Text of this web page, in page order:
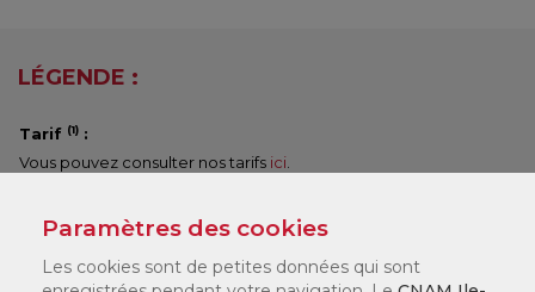
LÉGENDE :
Tarif (1) :
Vous pouvez consulter nos tarifs ici
qui peuvent financer jusqu'à 100 % de votre formation. Nos
chargés de formation en centre vous accompagneront pour
constituer votre dossier.
Paramètres des cookies
Les cookies sont de petites données qui sont